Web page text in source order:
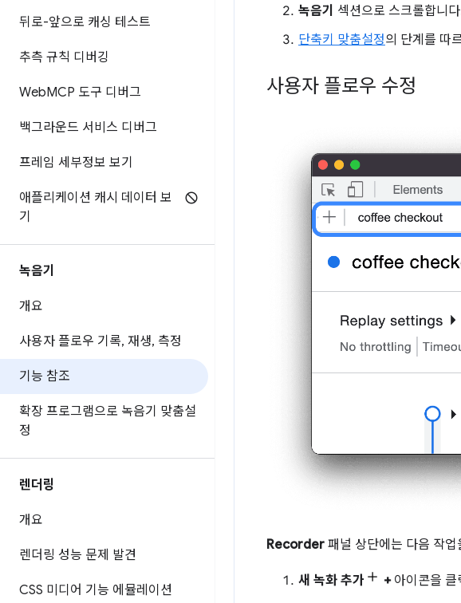
뒤로-앞으로 캐싱 테스트
추측 규칙 디버깅
WebMCP 도구 디버그
백그라운드 서비스 디버그
프레임 세부정보 보기
애플리케이션 캐시 데이터 보
기
녹음기
개요
사용자 플로우 기록, 재생, 측정
기능 참조
확장 프로그램으로 녹음기 맞춤설
정
렌더링
개요
렌더링 성능 문제 발견
CSS 미디어 기능 에뮬레이션
녹음기 섹션으로 스크롤합니
단축키 맞춤설정의 단계를 따
사용자 플로우 수정
Recorder 패널 상단에는 다음 작
새 녹화 추가 +아이콘을 클